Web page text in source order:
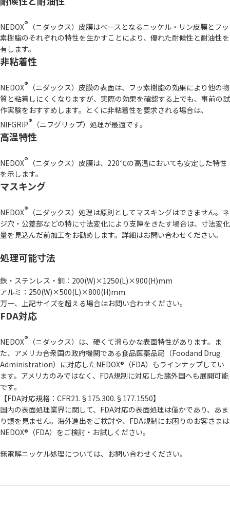
NEDOX® （ニダックス）皮膜はベースとなるニッケル・リン皮膜とフッ
素樹脂のそれぞれの特性を生かすことにより、優れた耐候性と耐油性を
有します。
非粘着性
NEDOX® （ニダックス）皮膜の表面は、フッ素樹脂の効果により他の物
質と粘着しにくくなりますが、実際の効果を確認する上でも、事前の試
作実験をおすすめします。とくに非粘着性を要求される場合は、
NIFGRIP® （ニフグリップ）処理が最適です。
高温特性
NEDOX® （ニダックス）皮膜は、220℃の高温においても安定した特性
を示します。
マスキング
NEDOX® （ニダックス）処理は原則としてマスキングはできません。ネ
ジ穴・公差部などの特に寸法変化により支障をきたす場合は、寸法変化
量を見込んだ前加工をお勧めします。詳細はお問い合わせください。
処理可能寸法
鉄・ステンレス・銅：200(W)×1250(L)×900(H)mm
アルミ：250(W)×500(L)×800(H)mm
万一、上記サイズを超える場合はお問い合わせください。
FDA対応
NEDOX® （ニダックス）は、硬くて滑らかな表面特性があります。ま
た、アメリカ合衆国の政府機関である食品医薬品局（Foodand Drug
Administration）に対応したNEDOX®（FDA）もラインナップしてい
ます。アメリカのみではなく、FDA規制に対応した諸外国へも展開可能
です。
【FDA対応規格：CFR21.§175.300.§177.1550】
国内の表面処理業界に関して、FDA対応の表面処理は僅かであり、あま
り類を見ません。海外進出をご検討や、FDA規制にお困りのお客さまは
NEDOX®（FDA）をご検討・お試しください。
無電解ニッケル処理については、お問い合わせください。